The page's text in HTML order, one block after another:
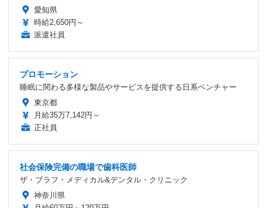
愛知県
時給2,650円～
派遣社員
プロモーション
睡眠に関わる多様な製品やサービスを提供する日系ベンチャー
東京都
月給35万7,142円～
正社員
社会保険完備の職場で歯科医師
ザ・ブラフ・メディカル&デンタル・クリニック
神奈川県